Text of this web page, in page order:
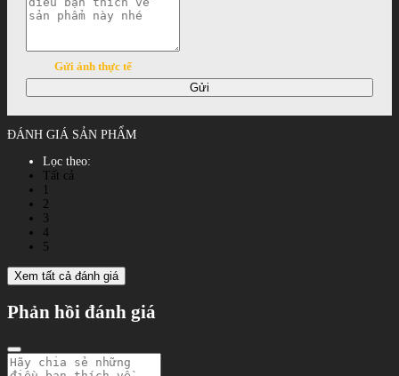
Gửi ảnh thực tế
Gửi
ĐÁNH GIÁ SẢN PHẨM
Lọc theo:
Tất cả
2
3
4
5
Xem tất cả đánh giá
Phản hồi đánh giá